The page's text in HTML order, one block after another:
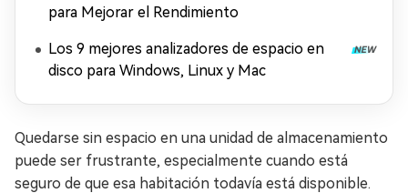
para Mejorar el Rendimiento
Los 9 mejores analizadores de espacio en
disco para Windows, Linux y Mac
Quedarse sin espacio en una unidad de almacenamiento
puede ser frustrante, especialmente cuando está
seguro de que esa habitación todavía está disponible.